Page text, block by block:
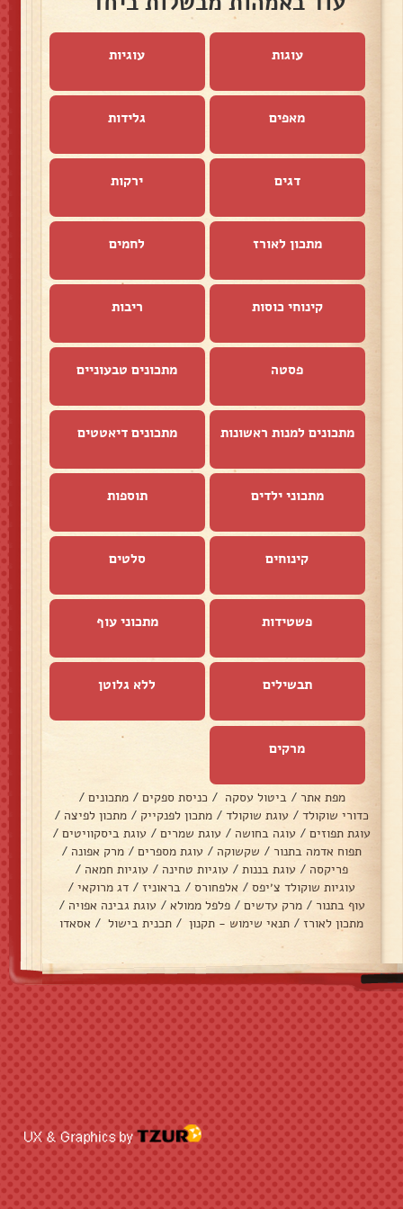
עוגות עוגיות
מאפים גלידות
דגים ירקות
מתכון לאורז לחמים
קינוחי כוסות ריבות
פסטה מתכונים טבעוניים
מתכונים למנות ראשונות מתכונים דיאטטים
מתכוני ילדים תוספות
קינוחים סלטים
פשטידות מתכוני עוף
תבשילים ללא גלוטן
מרקים
מפת אתר / ביטול עסקה / כניסת ספקים / מתכונים /
כדורי שוקולד / עוגת שוקולד / מתכון לפנקייק / מתכון לפיצה /
עוגת תפוזים / עוגה בחושה / עוגת שמרים / עוגת ביסקוויטים /
תפוח אדמה בתנור / שקשוקה / עוגת מספרים / מרק אפונה /
פריקסה / עוגת בננות / עוגיות טחינה / עוגיות חמאה /
עוגיות שוקולד צ׳יפס / אלפחורס / בראוניז / דג מרוקאי /
עוף בתנור / מרק עדשים / פלפל ממולא / עוגת גבינה אפויה /
מתכון לאורז / תנאי שימוש - תקנון / תכנית בישול / אסאדו